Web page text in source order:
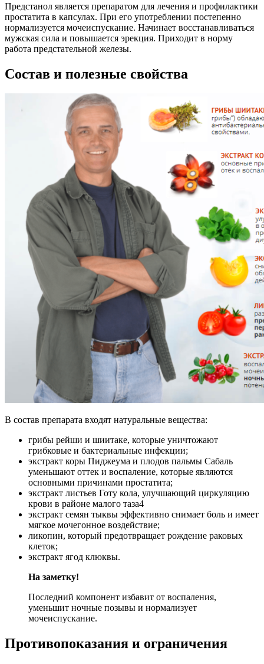
Предстанол является препаратом для лечения и профилактики
простатита в капсулах. При его употреблении постепенно
нормализуется мочеиспускание. Начинает восстанавливаться
мужская сила и повышается эрекция. Приходит в норму
работа предстательной железы.
Состав и полезные свойства
В состав препарата входят натуральные вещества:
грибы рейши и шиитаке, которые уничтожают
грибковые и бактериальные инфекции;
экстракт коры Пиджеума и плодов пальмы Сабаль
уменьшают оттек и воспаление, которые являются
основными причинами простатита;
экстракт листьев Готу кола, улучшающий циркуляцию
крови в районе малого таза4
экстракт семян тыквы эффективно снимает боль и имеет
мягкое мочегонное воздействие;
ликопин, который предотвращает рождение раковых
клеток;
экстракт ягод клюквы.
На заметку!
Последний компонент избавит от воспаления,
уменьшит ночные позывы и нормализует
мочеиспускание.
Противопоказания и ограничения